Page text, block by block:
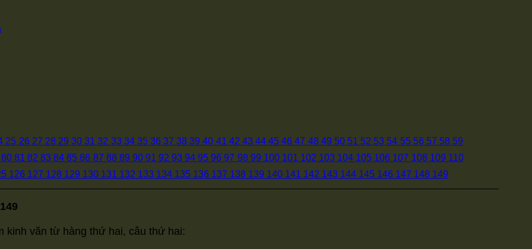
25 26 27 28 29 30 31 32 33 34 35 36 37 38 39 40 41 42 43 44 45 46 47 48 49 50 51 52 53 54 55 56 57 58 59
80 81 82 83 84 85 86 87 88 89 90 91 92 93 94 95 96 97 98 99 100 101 102 103 104 105 106 107 108 109 110
126 127 128 129 130 131 132 133 134 135 136 137 138 139 140 141 142 143 144 145 146 147 148 149
kinh văn từ hàng thứ hai, câu thứ hai: